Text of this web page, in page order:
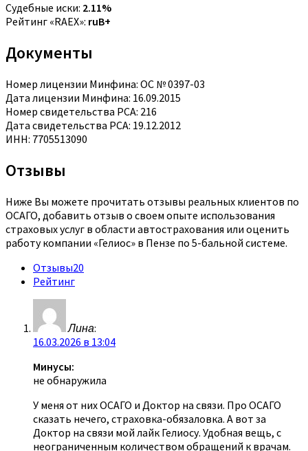
Судебные иски: 2.11%
Рейтинг «RAEX»: ruB+
Документы
Номер лицензии Минфина: ОС № 0397-03
Дата лицензии Минфина: 16.09.2015
Номер свидетельства РСА: 216
Дата свидетельства РСА: 19.12.2012
ИНН: 7705513090
Отзывы
Ниже Вы можете прочитать отзывы реальных клиентов по
ОСАГО, добавить отзыв о своем опыте использования
страховых услуг в области автострахования или оценить
работу компании «Гелиос» в Пензе по 5-бальной системе.
Отзывы20
Рейтинг
Лина:
16.03.2026 в 13:04
Минусы:
не обнаружила
У меня от них ОСАГО и Доктор на связи. Про ОСАГО
сказать нечего, страховка-обязаловка. А вот за
Доктор на связи мой лайк Гелиосу. Удобная вещь, с
неограниченным количеством обращений к врачам.